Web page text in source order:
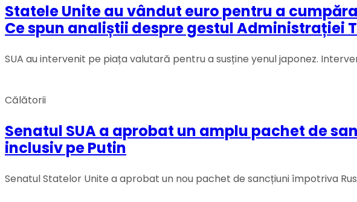
Statele Unite au vândut euro pentru a
Ce spun analiștii despre gestul Administrației
SUA au intervenit pe piața valutară pentru a susține yenul japonez.
Călătorii
Senatul SUA a aprobat un amplu pachet de
inclusiv pe Putin
Senatul Statelor Unite a aprobat un nou pachet de sancțiuni împotriva